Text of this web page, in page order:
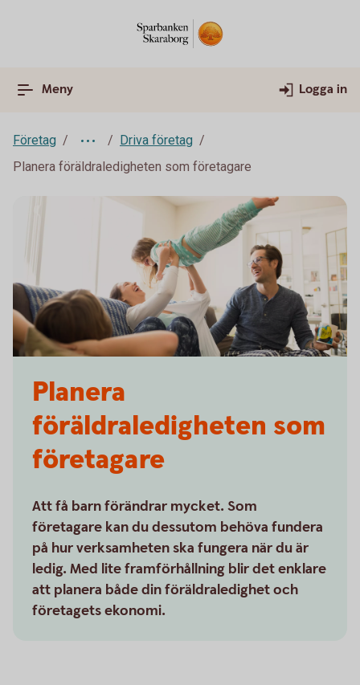
Meny Logga in
Företag
Driva företag
Planera föräldraledigheten som företagare
Planera
föräldraledigheten som
företagare
Att få barn förändrar mycket. Som
företagare kan du dessutom behöva fundera
på hur verksamheten ska fungera när du är
ledig. Med lite framförhållning blir det enklare
att planera både din föräldraledighet och
företagets ekonomi.